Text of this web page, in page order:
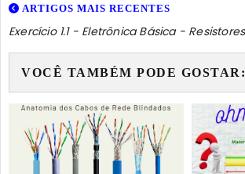
ARTIGOS MAIS RECENTES
Exercício 1.1 - Eletrônica Básica -
VOCÊ TAMBÉM PODE GOSTAR: